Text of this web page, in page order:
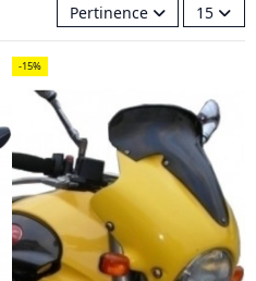
Pertinence 15
-15%